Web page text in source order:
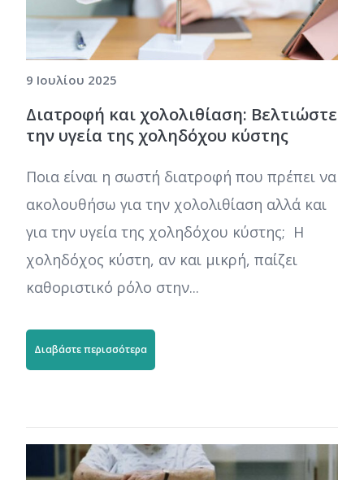
9 Ιουλίου 2025
Διατροφή και χολολιθίαση: Βελτιώστε
την υγεία της χοληδόχου κύστης
Ποια είναι η σωστή διατροφή που πρέπει να
ακολουθήσω για την χολολιθίαση αλλά και
για την υγεία της χοληδόχου κύστης; Η
χοληδόχος κύστη, αν και μικρή, παίζει
καθοριστικό ρόλο στην...
Διαβάστε περισσότερα